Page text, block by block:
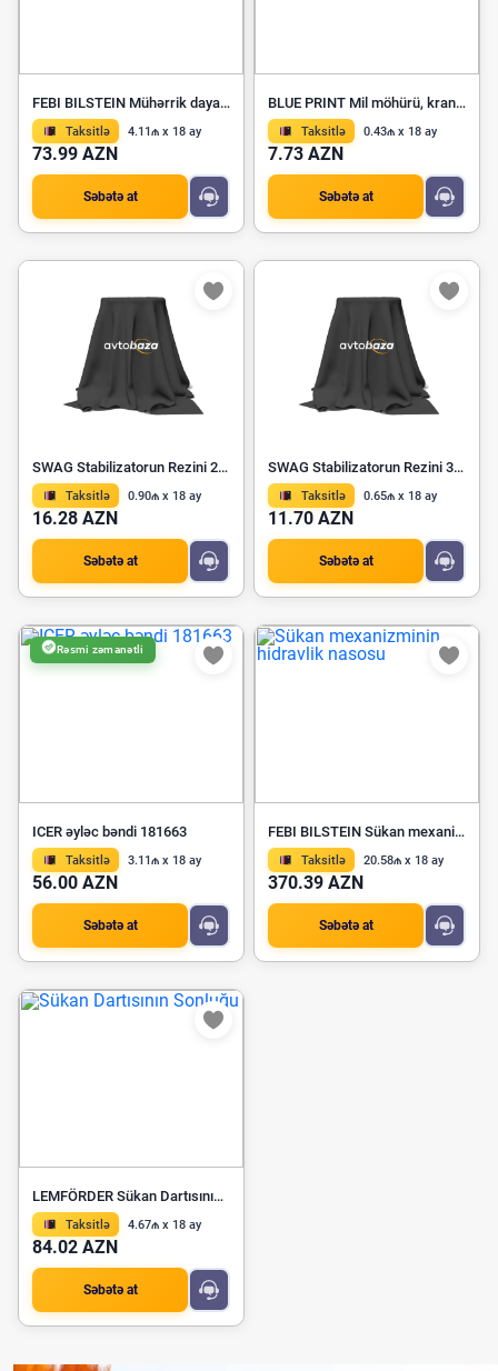
FEBI BILSTEIN Mühərrik dayağı 173616
Taksitlə 4.11₼ x 18 ay
73.99 AZN
Səbətə at
BLUE PRINT Mil möhürü, krank mili ADG06130
Taksitlə 0.43₼ x 18 ay
7.73 AZN
Səbətə at
SWAG Stabilizatorun Rezini 22 10 5877
Taksitlə 0.90₼ x 18 ay
16.28 AZN
Səbətə at
SWAG Stabilizatorun Rezini 32 93 1353
Taksitlə 0.65₼ x 18 ay
11.70 AZN
Səbətə at
Rəsmi zəmanətli
ICER əyləc bəndi 181663
Taksitlə 3.11₼ x 18 ay
56.00 AZN
Səbətə at
FEBI BILSTEIN Sükan mexanizminin hidravlik nasosu 172148
Taksitlə 20.58₼ x 18 ay
370.39 AZN
Səbətə at
LEMFÖRDER Sükan Dartısının Sonluğu 10750 01
Taksitlə 4.67₼ x 18 ay
84.02 AZN
Səbətə at